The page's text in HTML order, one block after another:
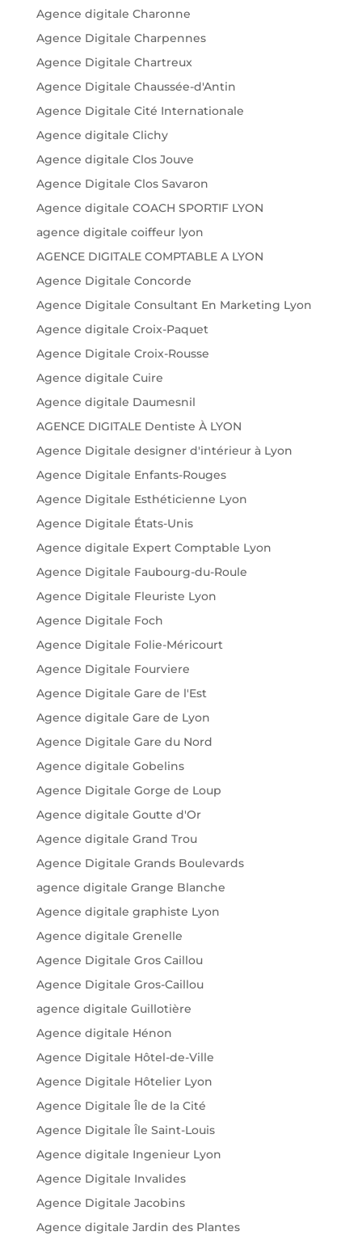
Agence digitale Charonne
Agence Digitale Charpennes
Agence Digitale Chartreux
Agence Digitale Chaussée-d'Antin
Agence Digitale Cité Internationale
Agence digitale Clichy
Agence digitale Clos Jouve
Agence Digitale Clos Savaron
Agence digitale COACH SPORTIF LYON
agence digitale coiffeur lyon
AGENCE DIGITALE COMPTABLE A LYON
Agence Digitale Concorde
Agence Digitale Consultant En Marketing Lyon
Agence digitale Croix-Paquet
Agence Digitale Croix-Rousse
Agence digitale Cuire
Agence digitale Daumesnil
AGENCE DIGITALE Dentiste À LYON
Agence Digitale designer d'intérieur à Lyon
Agence Digitale Enfants-Rouges
Agence Digitale Esthéticienne Lyon
Agence Digitale États-Unis
Agence digitale Expert Comptable Lyon
Agence Digitale Faubourg-du-Roule
Agence Digitale Fleuriste Lyon
Agence Digitale Foch
Agence Digitale Folie-Méricourt
Agence Digitale Fourviere
Agence Digitale Gare de l'Est
Agence digitale Gare de Lyon
Agence Digitale Gare du Nord
Agence digitale Gobelins
Agence Digitale Gorge de Loup
Agence digitale Goutte d'Or
Agence digitale Grand Trou
Agence Digitale Grands Boulevards
agence digitale Grange Blanche
Agence digitale graphiste Lyon
Agence digitale Grenelle
Agence Digitale Gros Caillou
Agence Digitale Gros-Caillou
agence digitale Guillotière
Agence digitale Hénon
Agence Digitale Hôtel-de-Ville
Agence Digitale Hôtelier Lyon
Agence Digitale Île de la Cité
Agence Digitale Île Saint-Louis
Agence digitale Ingenieur Lyon
Agence Digitale Invalides
Agence Digitale Jacobins
Agence digitale Jardin des Plantes